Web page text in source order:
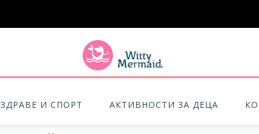
ЗДРАВЕ И СПОРТ АКТИВНОСТИ ЗА ДЕЦА